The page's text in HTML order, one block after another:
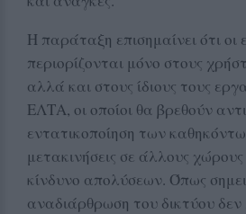
Η παράταξη επισημαίνει ότι οι
περιορίζονται μόνο στους
αλλά και στους ίδιους τους
ΕΛΤΑ, οι οποίοι θα βρεθούν
εντατικοποίηση των
μετακινήσεις σε άλλους
κίνδυνο απολύσεων. Όπως
αναδιάρθρωση του δικτύου